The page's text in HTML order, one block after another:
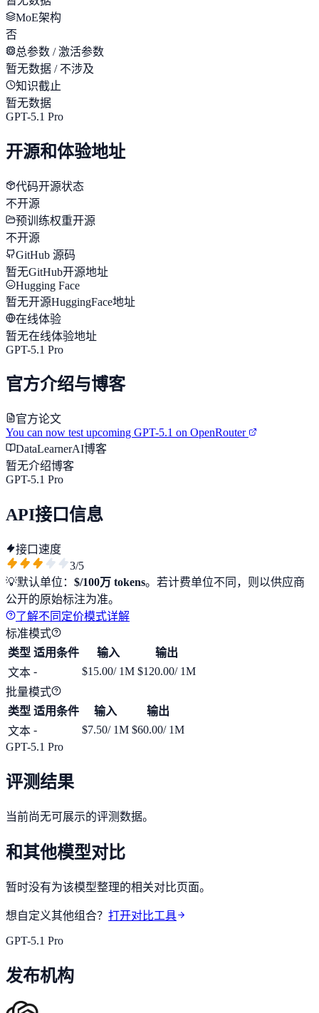
MoE架构
否
总参数 / 激活参数
暂无数据 / 不涉及
知识截止
暂无数据
GPT-5.1 Pro
开源和体验地址
代码开源状态
不开源
预训练权重开源
不开源
GitHub 源码
暂无GitHub开源地址
Hugging Face
暂无开源HuggingFace地址
在线体验
暂无在线体验地址
GPT-5.1 Pro
官方介绍与博客
官方论文
You can now test upcoming GPT-5.1 on OpenRouter
DataLearnerAI博客
暂无介绍博客
GPT-5.1 Pro
API接口信息
接口速度
3/5
💡默认单位： $/100万 tokens。若计费单位不同，则以供应商
公开的原始标注为准。
了解不同定价模式详解
标准模式
类型 适用条件 输入
输出
文本 - $15.00/ 1M $120.00/ 1M
批量模式
类型 适用条件 输入
输出
文本 - $7.50/ 1M $60.00/ 1M
GPT-5.1 Pro
评测结果
当前尚无可展示的评测数据。
和其他模型对比
暂时没有为该模型整理的相关对比页面。
想自定义其他组合？ 打开对比工具
GPT-5.1 Pro
发布机构